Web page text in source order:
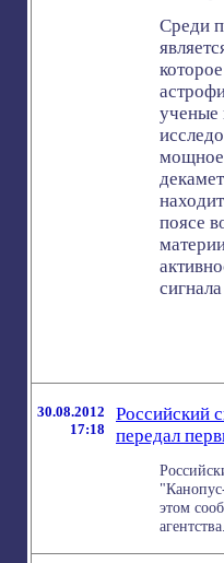
Среди
ученые
мощное
поясе
30.08.2012
17:18
Российский
передал
этом